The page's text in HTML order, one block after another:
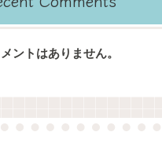
ントはありません。